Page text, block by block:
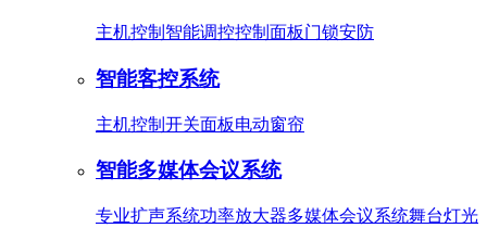
主机控制 智能调控控制面板门锁安防
智能客控系统
主机控制 开关面板电动窗帘
智能多媒体会议系统
专业扩声系统功率放大器多媒体会议系统舞台灯光